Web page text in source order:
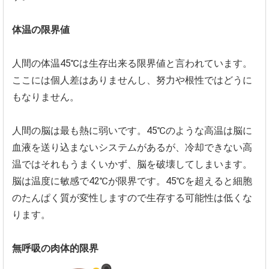
体温の限界値
人間の体温45℃は生存出来る限界値と言われています。
ここには個人差はありませんし、 努力や根性ではどうに
もなりません。
人間の脳は最も熱に弱いです。45℃のような高温は脳に
血液を送り込まないシステムがあるが、 冷却できない高
温ではそれもうまくいかず、 脳を破壊してしまいます。
脳は温度に敏感で42℃が限界です。 45℃を超えると細胞
のたんぱく質が変性しますので生存する可能性は低 くな
ります。
無呼吸の肉体的限界